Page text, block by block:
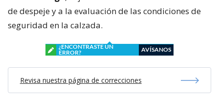
de despeje y a la evaluación de las condiciones de
seguridad en la calzada.
¿ENCONTRASTE UN
ERROR?
AVÍSANOS
Revisa nuestra página de correcciones